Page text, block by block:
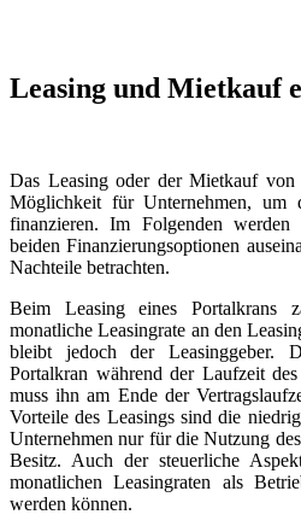
Leasing und Mietkauf
Das Leasing oder der Mietkauf von
Möglichkeit für Unternehmen, um
finanzieren. Im Folgenden
beiden Finanzierungsoptionen
Nachteile betrachten.
Beim Leasing eines Portalkrans
monatliche Leasingrate an den
bleibt jedoch der Leasinggeber.
Portalkran während der Laufzeit
muss ihn am Ende der
Vorteile des Leasings sind die
Unternehmen nur für die Nutzung
Besitz. Auch der steuerliche
monatlichen Leasingraten als
werden können.